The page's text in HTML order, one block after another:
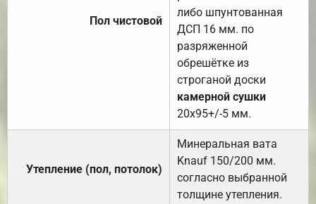
Пол чистовой
либо шпунтованная
ДСП 16 мм. по
разряженной
обрешётке из
строганой доски
камерной сушки
20х95+/-5 мм.
Утепление (пол, потолок)
Минеральная вата
Knauf 150/200 мм.
согласно выбранной
толщине утепления.